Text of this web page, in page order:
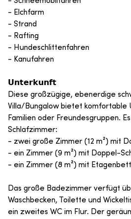
- Elchfarm
- Strand
- Rafting
- Hundeschlittenfahren
- Kanufahren
𝗨𝗻𝘁𝗲𝗿𝗸𝘂𝗻𝗳𝘁
Diese großzügige, ebenerdige
Villa/Bungalow bietet komfortable
Familien oder Freundesgruppen.
Schlafzimmer:
- zwei große Zimmer (12 m²) mit
- ein Zimmer (9 m²) mit Doppel-
- ein Zimmer (8 m²) mit
Das große Badezimmer verfügt
Waschbecken, Toilette und
ein zweites WC im Flur. Der